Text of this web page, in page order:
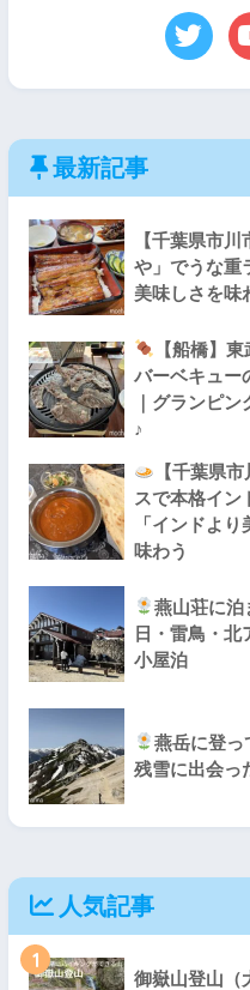
最新記事
【千葉県市
や」でうな重
美味しさを味
【船橋】
バーベキュー
｜グランピ
♪
【千葉県
スで本格イン
「インドよ
味わう
燕山荘に泊
日・雷鳥・北
小屋泊
燕岳に登っ
残雪に出会っ
人気記事
1
御嶽山登山（